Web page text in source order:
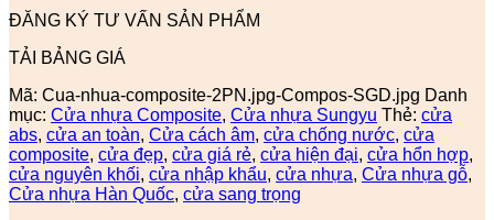
ĐĂNG KÝ TƯ VẤN SẢN PHẨM
TẢI BẢNG GIÁ
Mã: Cua-nhua-composite-2PN.jpg-Compos-SGD.jpg Danh
mục: Cửa nhựa Composite, Cửa nhựa Sungyu Thẻ: cửa
abs, cửa an toàn, Cửa cách âm, cửa chống nước, cửa
composite, cửa đẹp, cửa giá rẻ, cửa hiện đại, cửa hổn hợp,
cửa nguyên khối, cửa nhập khẩu, cửa nhựa, Cửa nhựa gỗ,
Cửa nhựa Hàn Quốc, cửa sang trọng